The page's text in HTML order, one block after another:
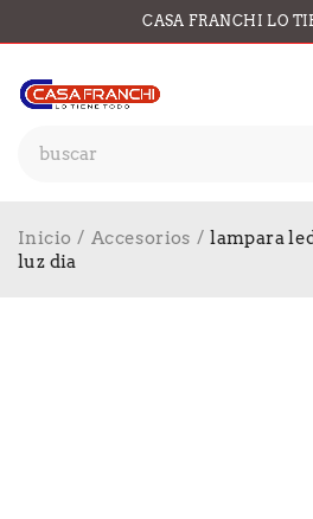
CASA FRANCHI LO
Inicio / Accesorios / lampara
luz dia